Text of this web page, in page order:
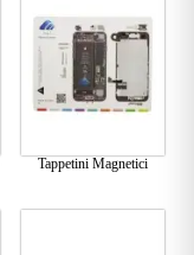
Tappetini Magnetici